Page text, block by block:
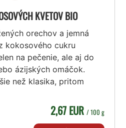
KVETOV BIO
orechov a jemná
kokosového cukru
na pečenie, ale aj do
ázijských omáčok.
než klasika, pritom
2,67 EUR / 100 g